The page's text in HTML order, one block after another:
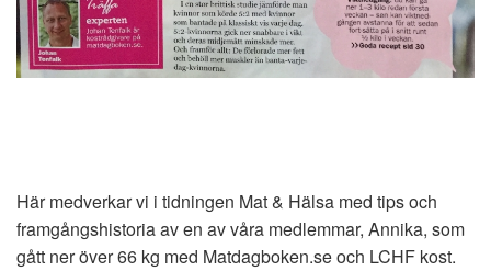
Här medverkar vi i tidningen Mat & Hälsa med tips och
framgångshistoria av en av våra medlemmar, Annika, som
gått ner över 66 kg med Matdagboken.se och LCHF kost.